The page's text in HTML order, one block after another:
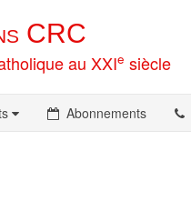
CRC
au XXIe siècle
Abonnements